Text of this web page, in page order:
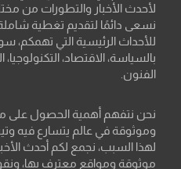
لأحدث الأخبار والتطورات من
نسعى دائمًا لتقديم تغطية
للأحداث الرئيسية التي تهمكم،
بالسياسة، الاقتصاد، التكنولوجيا،
الفنون.
نحن نتفهم أهمية الحصول على
وموثوقة في عالم يتسارع فيه
لهذا السبب، نجمع لكم أحدث
موثوقة ومواقع معترف بها،